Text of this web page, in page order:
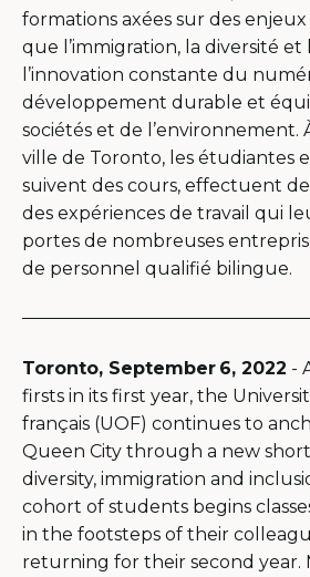
formations axées sur des
que l’immigration, la diversité et
l’innovation constante du
développement durable et
sociétés et de
ville de Toronto, les étudiantes
suivent des cours, effectuent
des expériences de travail qui
portes de nombreuses
de personnel qualifié bilingue.
Toronto, September 6, 2022 -
firsts in its first year, the
français (UOF) continues to
Queen City through a new
diversity, immigration and
cohort of students begins
in the footsteps of their
returning for their second year.